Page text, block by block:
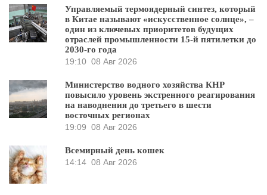
Управляемый термоядерный синтез, который
в Китае называют «искусственное солнце», –
один из ключевых приоритетов будущих
отраслей промышленности 15-й пятилетки до
2030-го года
19:10 08 Авг 2026
Министерство водного хозяйства КНР
повысило уровень экстренного реагирования
на наводнения до третьего в шести
восточных регионах
19:09 08 Авг 2026
Всемирный день кошек
14:14 08 Авг 2026